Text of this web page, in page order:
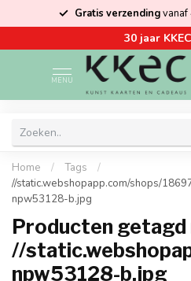
Gratis verzendingvanaf
30 jaar
MENU
Home / Tags
/
//static.webshopapp.com/shops/
npw53128-b.jpg
Producten getagd
//
npw53128-b.jpg